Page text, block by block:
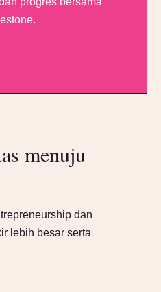
menuju
dan
lebih besar serta